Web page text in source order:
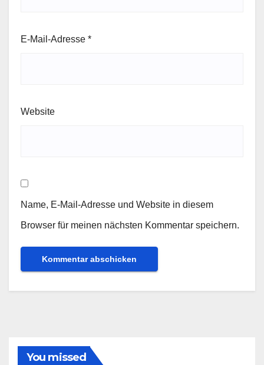
E-Mail-Adresse *
Website
Name, E-Mail-Adresse und Website in diesem
Browser für meinen nächsten Kommentar speichern.
You missed